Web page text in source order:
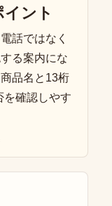
ント
話ではなく
る案内にな
品名と13桁
を確認しやす